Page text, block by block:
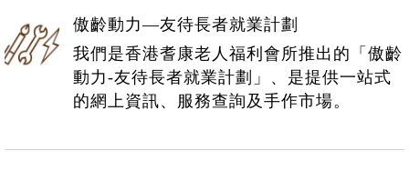
傲齡動力—友待長者就業計劃
我們是香港耆康老人福利會所推出的「傲齡
動力-友待長者就業計劃」、是提供一站式
的網上資訊、服務查詢及手作市場。